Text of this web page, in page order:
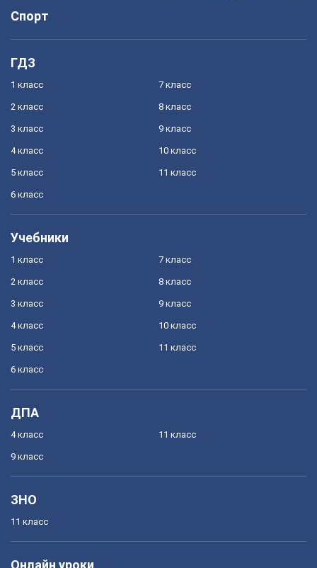
Спорт
ГДЗ
1 класс
2 класс
3 класс
4 класс
5 класс
6 класс
7 класс
8 класс
9 класс
10 класс
11 класс
Учебники
1 класс
2 класс
3 класс
4 класс
5 класс
6 класс
7 класс
8 класс
9 класс
10 класс
11 класс
ДПА
4 класс
9 класс
11 класс
ЗНО
11 класс
Онлайн уроки